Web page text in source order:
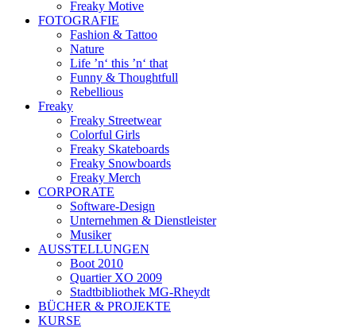
Freaky Motive
FOTOGRAFIE
Fashion & Tattoo
Nature
Life ’n‘ this ’n‘ that
Funny & Thoughtfull
Rebellious
Freaky
Freaky Streetwear
Colorful Girls
Freaky Skateboards
Freaky Snowboards
Freaky Merch
CORPORATE
Software-Design
Unternehmen & Dienstleister
Musiker
AUSSTELLUNGEN
Boot 2010
Quartier XO 2009
Stadtbibliothek MG-Rheydt
BÜCHER & PROJEKTE
KURSE